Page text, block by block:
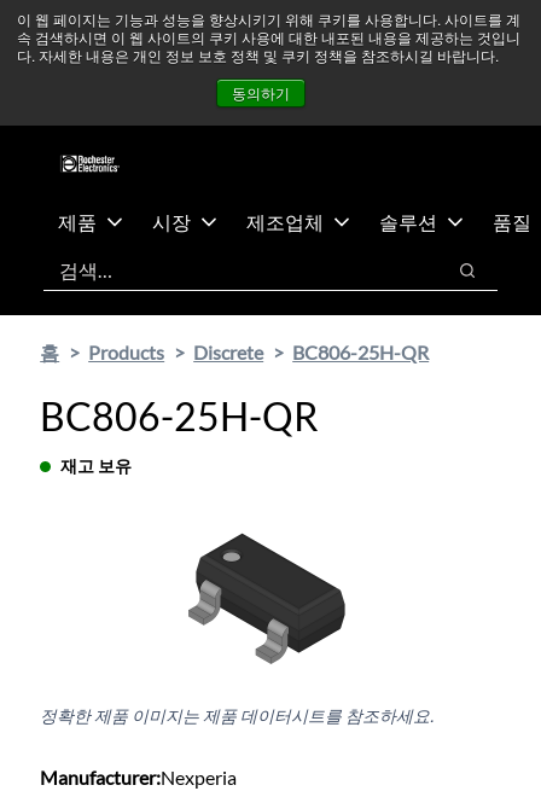
이 웹 페이지는 기능과 성능을 향상시키기 위해 쿠키를 사용합니다. 사이트를 계
속 검색하시면 이 웹 사이트의 쿠키 사용에 대한 내포된 내용을 제공하는 것입니
다. 자세한 내용은 개인 정보 보호 정책 및 쿠키 정책을 참조하시길 바랍니다.
동의하기
츠
건
중동 지역 상황을 지속적으로 주시하고 있으며, 모든 서비스는
정상적으로 운영되고 있습니다. 더 읽어보기 →
뉴스
문의하기
제품 시장 제조업체 솔루션
품질
검색
검색
홈 Products Discrete BC806-25H-QR
BC806-25H-QR
재고 보유
정확한 제품 이미지는 제품 데이터시트를 참조하세요.
Manufacturer:Nexperia